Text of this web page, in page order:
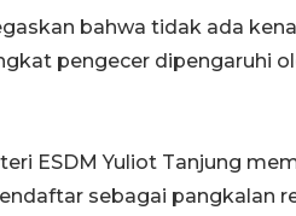
bahwa tidak ada
pengecer dipengaruhi
ESDM Yuliot Tanjung
sebagai pangkalan